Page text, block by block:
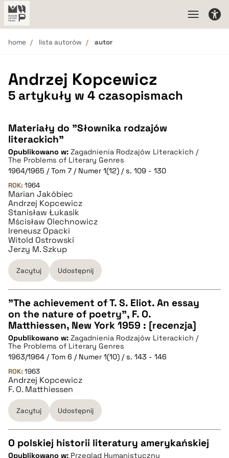
home lista autorów autor
Andrzej Kopcewicz
5 artykuły w 4 czasopismach
Materiały do "Słownika rodzajów
literackich"
Opublikowano w: Zagadnienia Rodzajów Literackich /
The Problems of Literary Genres
1964/1965 / Tom 7 / Numer 1(12) / s. 109 - 130
ROK: 1964
Marian Jakóbiec
Andrzej Kopcewicz
Stanisław Łukasik
Mścisław Olechnowicz
Ireneusz Opacki
Witold Ostrowski
Jerzy M. Szkup
Zacytuj Udostępnij
CZYSTY TEKST
pobierz cytat
BIBTEX
pobierz cytat
"The achievement of T. S. Eliot. An essay
on the nature of poetry", F. O.
Matthiessen, New York 1959 : [recenzja]
Opublikowano w: Zagadnienia Rodzajów Literackich /
The Problems of Literary Genres
1963/1964 / Tom 6 / Numer 1(10) / s. 143 - 146
ROK: 1963
Andrzej Kopcewicz
F. O. Matthiessen
Zacytuj Udostępnij
O polskiej historii literatury amerykańskiej
Opublikowano w: Przegląd Humanistyczny